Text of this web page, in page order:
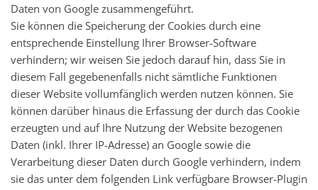
Daten von Google zusammengeführt.
Sie können die Speicherung der Cookies durch eine
entsprechende Einstellung Ihrer Browser-Software
verhindern; wir weisen Sie jedoch darauf hin, dass Sie in
diesem Fall gegebenenfalls nicht sämtliche Funktionen
dieser Website vollumfänglich werden nutzen können. Sie
können darüber hinaus die Erfassung der durch das Cookie
erzeugten und auf Ihre Nutzung der Website bezogenen
Daten (inkl. Ihrer IP-Adresse) an Google sowie die
Verarbeitung dieser Daten durch Google verhindern, indem
sie das unter dem folgenden Link verfügbare Browser-Plugin